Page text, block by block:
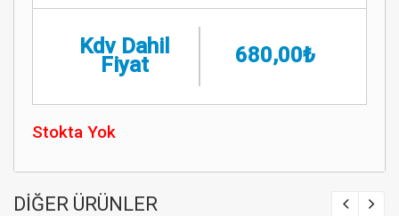
Kdv Dahil
Fiyat 680,00₺
Stokta Yok
DİĞER ÜRÜNLER